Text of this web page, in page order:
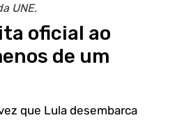
UNE.
oficial ao
de um
que Lula desembarca